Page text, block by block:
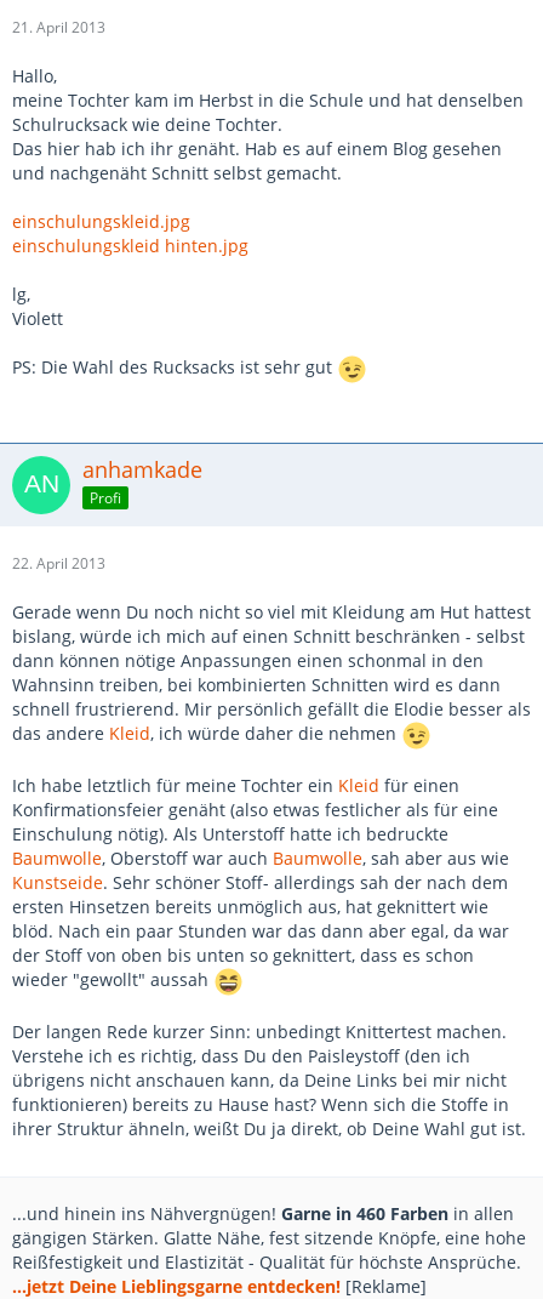
21. April 2013
Hallo,
meine Tochter kam im Herbst in die Schule und hat denselben
Schulrucksack wie deine Tochter.
Das hier hab ich ihr genäht. Hab es auf einem Blog gesehen
und nachgenäht Schnitt selbst gemacht.
einschulungskleid.jpg
einschulungskleid hinten.jpg
lg,
Violett
PS: Die Wahl des Rucksacks ist sehr gut
anhamkade
Profi
22. April 2013
Gerade wenn Du noch nicht so viel mit Kleidung am Hut hattest
bislang, würde ich mich auf einen Schnitt beschränken - selbst
dann können nötige Anpassungen einen schonmal in den
Wahnsinn treiben, bei kombinierten Schnitten wird es dann
schnell frustrierend. Mir persönlich gefällt die Elodie besser als
das andere Kleid, ich würde daher die nehmen
Ich habe letztlich für meine Tochter ein Kleid für einen
Konfirmationsfeier genäht (also etwas festlicher als für eine
Einschulung nötig). Als Unterstoff hatte ich bedruckte
Baumwolle, Oberstoff war auch Baumwolle, sah aber aus wie
Kunstseide. Sehr schöner Stoff- allerdings sah der nach dem
ersten Hinsetzen bereits unmöglich aus, hat geknittert wie
blöd. Nach ein paar Stunden war das dann aber egal, da war
der Stoff von oben bis unten so geknittert, dass es schon
wieder "gewollt" aussah
Der langen Rede kurzer Sinn: unbedingt Knittertest machen.
Verstehe ich es richtig, dass Du den Paisleystoff (den ich
übrigens nicht anschauen kann, da Deine Links bei mir nicht
funktionieren) bereits zu Hause hast? Wenn sich die Stoffe in
ihrer Struktur ähneln, weißt Du ja direkt, ob Deine Wahl gut ist.
...und hinein ins Nähvergnügen! Garne in 460 Farben in allen
gängigen Stärken. Glatte Nähe, fest sitzende Knöpfe, eine hohe
Reißfestigkeit und Elastizität - Qualität für höchste Ansprüche.
...jetzt Deine Lieblingsgarne entdecken! [Reklame]